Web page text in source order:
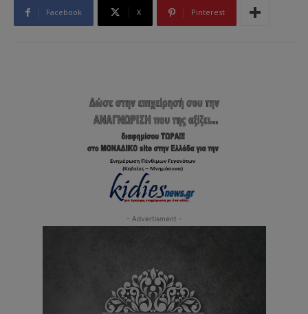
Facebook X Pinterest
- Advertisment -